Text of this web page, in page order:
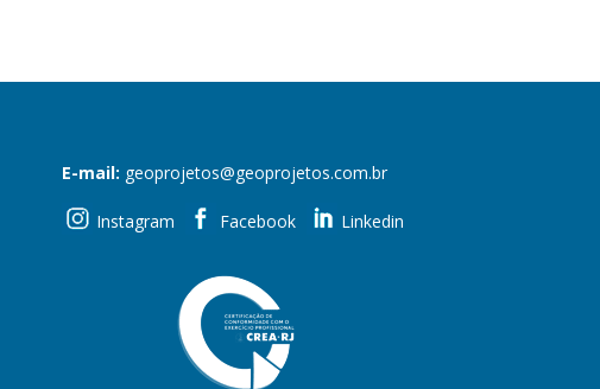
E-mail: geoprojetos@geoprojetos.com.br
Instagram Facebook Linkedin